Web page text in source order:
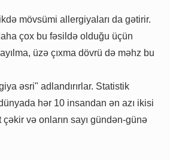
mövsümi allergiyaları da gətirir.
çox bu fəsildə olduğu üçün
üzə çıxma dövrü də məhz bu
əsri" adlandırırlar. Statistik
hər 10 insandan ən azı ikisi
və onların sayı gündən-günə